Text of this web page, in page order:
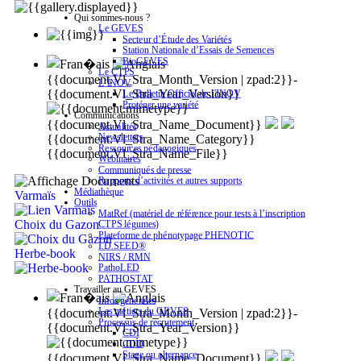
{{document.Vl_Stra_Month_Version | zpad:2}}-
{{document.Vl_Stra_Year_Version}}
{{document.Vl_Stra_Name_Document}}
{{document.Vl_Stra_Name_Category}}
{{document.Vl_Stra_Name_File}}
Varmaïs
Choix du Gazon
Herbe-book
{{document.Vl_Stra_Month_Version | zpad:2}}-
{{document.Vl_Stra_Year_Version}}
Qui sommes-nous ?
Le GEVES
Secteur d’Étude des Variétés
Station Nationale d’Essais de Semences
BioGEVES
Le CTPS
L’INOV
Le Bulletin Officiel de l’INOV
Protéger une variété
Communications
Actualités
Newsletters
Ressources pédagogiques
Webinaires
Communiqués de presse
Rapports d’activités et autres supports
Médiathèque
Outils
MatRef (matériel de référence pour tests à l’inscription
CTPS légumes)
Plateforme de phénotypage PHENOTIC
I.D.SEED®
NIRS / RMN
PathoLED
PATHOSTAT
Travailler au GEVES
Infos générales
Les métiers du GEVES
Processus de recrutement
CDI
CDD
Stage ou alternance